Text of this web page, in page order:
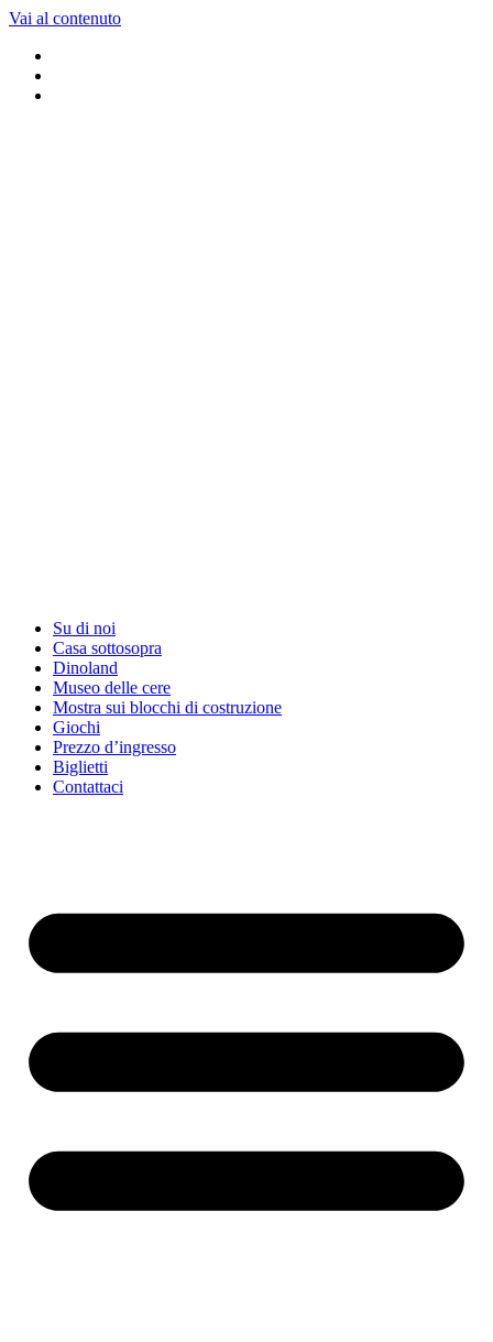
Vai al contenuto
Su di noi
Casa sottosopra
Dinoland
Museo delle cere
Mostra sui blocchi di costruzione
Giochi
Prezzo d’ingresso
Biglietti
Contattaci